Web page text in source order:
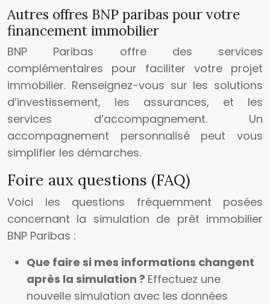
Autres offres BNP paribas pour votre
financement immobilier
BNP Paribas offre des services
complémentaires pour faciliter votre projet
immobilier. Renseignez-vous sur les solutions
d’investissement, les assurances, et les
services d’accompagnement. Un
accompagnement personnalisé peut vous
simplifier les démarches.
Foire aux questions (FAQ)
Voici les questions fréquemment posées
concernant la simulation de prêt immobilier
BNP Paribas :
Que faire si mes informations changent
après la simulation ? Effectuez une
nouvelle simulation avec les données